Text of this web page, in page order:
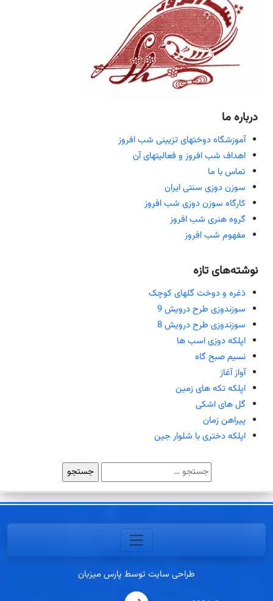
درباره ما
آموزشگاه دوختهای تزیینی شب افروز
اهداف شب افروز و فعالیتهای آن
تماس با ما
سوزن دوزی سنتی ایران
کارگاه سوزن دوزی شب افروز
گروه هنری شب افروز
مفهوم شب افروز
نوشته‌های تازه
ذغره و دوخت گلهای کوچک
سوزندوزی طرح درویش 9
سوزندوزی طرح درویش 8
اپلکه دوزی اسب ها
نسیم صبح گاه
آواز آغاز
اپلکه تکه های زمین
گل های اشکی
پیراهن زمان
اپلکه دختری با شلوار جین
جستجو
برای:
طراحی سایت توسط پارس میزبان